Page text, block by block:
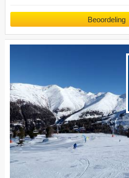
Beoordeling